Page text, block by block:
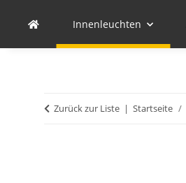
Innenleuchten
Zurück zur Liste Startseite